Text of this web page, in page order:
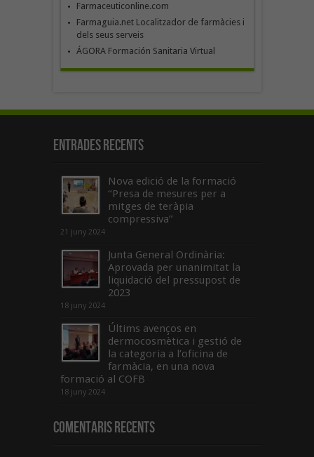
Farmaceuticonline.com
Farmaguia.net Localitzador de farmàcies i
dels seus serveis
ÁGORA Formación Sanitaria Virtual
Entrades recents
Nova edició de la formació
“Presa de mesures per a
mitges de teràpia
compressiva”
21 juny 2024
Junta General Ordinària:
Aprovada per unanimitat la
liquidació del pressupost de
2023
18 juny 2024
Últims avenços en
dermocosmètica i gestió de
la categoria a l’oficina de
farmàcia, en una nova
formació al COFB
18 juny 2024
Comentaris Recents